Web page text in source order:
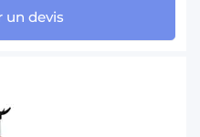
un devis